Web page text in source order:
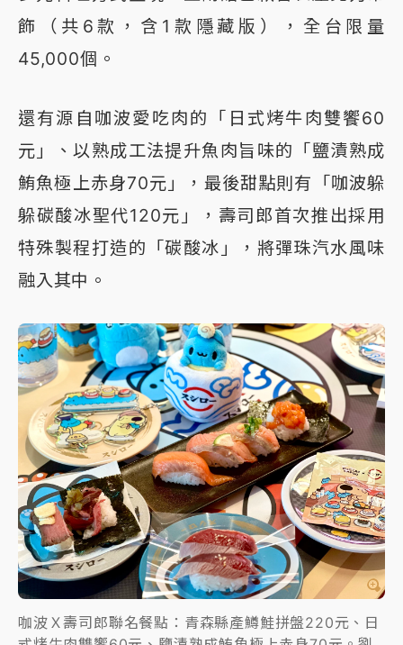
飾（共6款，含1款隱藏版），全台限量
45,000個。
還有源自咖波愛吃肉的「日式烤牛肉雙饗60
元」、以熟成工法提升魚肉旨味的「鹽漬熟成
鮪魚極上赤身70元」，最後甜點則有「咖波躲
躲碳酸冰聖代120元」，壽司郎首次推出採用
特殊製程打造的「碳酸冰」，將彈珠汽水風味
融入其中。
咖波Ｘ壽司郎聯名餐點：青森縣產鱒鮭拼盤220元、日